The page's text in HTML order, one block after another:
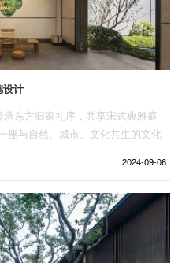
设计
东方归家礼序，共享宋式典雅庭
座与自然、城市、文化共生的文化
2024-09-06